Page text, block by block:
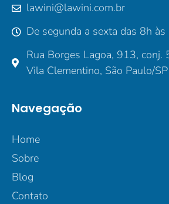
lawini@lawini.com.br
De segunda a sexta das 8h
Rua Borges Lagoa, 913, conj.
Vila Clementino, São Paulo/SP
Navegação
Home
Sobre
Blog
Contato